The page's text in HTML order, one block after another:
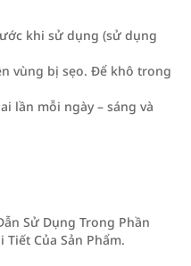
khi sử dụng (sử dụng
vùng bị sẹo. Để khô trong
lần mỗi ngày – sáng và
Sử Dụng Trong Phần
Tiết Của Sản Phẩm.